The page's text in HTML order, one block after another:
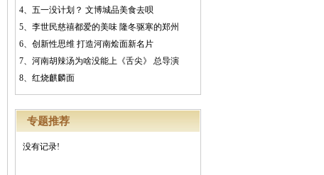
4、 五一没计划？ 文博城品美食去呗
5、 李世民慈禧都爱的美味 隆冬驱寒的郑州
6、 创新性思维 打造河南烩面新名片
7、 河南胡辣汤为啥没能上《舌尖》 总导演
8、 红烧麒麟面
专题推荐
没有记录!